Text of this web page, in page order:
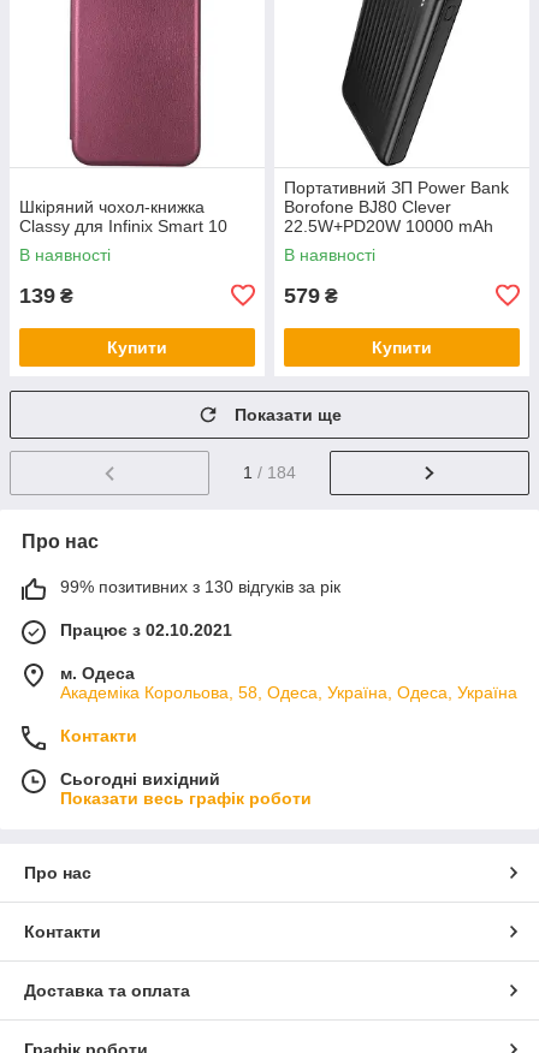
Шкіряний чохол-книжка
Classy для Infinix Smart 10
В наявності
139 ₴
Купити
Портативний ЗП Power Bank
Borofone BJ80 Clever
22.5W+PD20W 10000 mAh
В наявності
579 ₴
Купити
Показати ще
1 / 184
Про нас
99% позитивних з 130 відгуків за рік
Працює з 02.10.2021
м. Одеса
Академіка Корольова, 58, Одеса, Україна, Одеса, Україна
Контакти
Сьогодні вихідний
Показати весь графік роботи
Про нас
Контакти
Доставка та оплата